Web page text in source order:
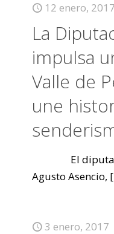
12 enero, 2017
La
impulsa
Valle de
une
El diputado
Agusto Asencio,
3 enero, 2017